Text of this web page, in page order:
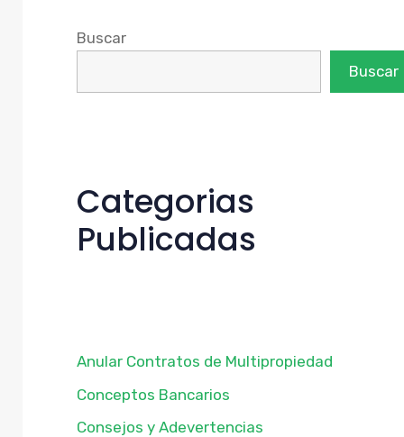
Buscar
Buscar
Categorias
Publicadas
Anular Contratos de Multipropiedad
Conceptos Bancarios
Consejos y Adevertencias